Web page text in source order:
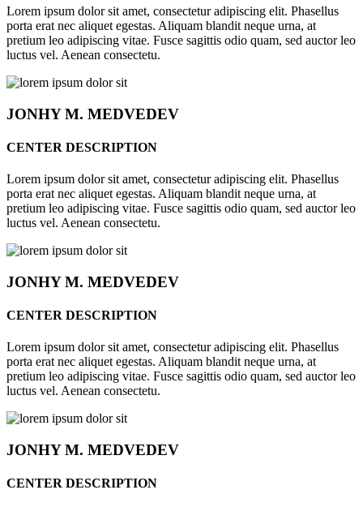
Lorem ipsum dolor sit amet, consectetur adipiscing elit. Phasellus
porta erat nec aliquet egestas. Aliquam blandit neque urna, at
pretium leo adipiscing vitae. Fusce sagittis odio quam, sed auctor leo
luctus vel. Aenean consectetu.
JONHYM. MEDVEDEV
CENTER DESCRIPTION
Lorem ipsum dolor sit amet, consectetur adipiscing elit. Phasellus
porta erat nec aliquet egestas. Aliquam blandit neque urna, at
pretium leo adipiscing vitae. Fusce sagittis odio quam, sed auctor leo
luctus vel. Aenean consectetu.
JONHYM. MEDVEDEV
CENTER DESCRIPTION
Lorem ipsum dolor sit amet, consectetur adipiscing elit. Phasellus
porta erat nec aliquet egestas. Aliquam blandit neque urna, at
pretium leo adipiscing vitae. Fusce sagittis odio quam, sed auctor leo
luctus vel. Aenean consectetu.
JONHYM. MEDVEDEV
CENTER DESCRIPTION